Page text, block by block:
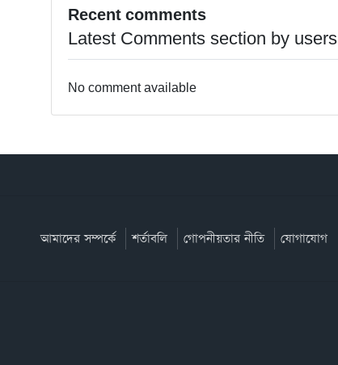
Recent comments
Latest Comments section by users
No comment available
আমাদের সম্পর্কে শর্তাবলি গোপনীয়তার নীতি যোগাযোগ